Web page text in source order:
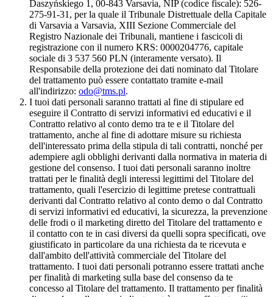
Daszyńskiego 1, 00-843 Varsavia, NIP (codice fiscale): 526-
275-91-31, per la quale il Tribunale Distrettuale della Capitale
di Varsavia a Varsavia, XIII Sezione Commerciale del
Registro Nazionale dei Tribunali, mantiene i fascicoli di
registrazione con il numero KRS: 0000204776, capitale
sociale di 3 537 560 PLN (interamente versato). Il
Responsabile della protezione dei dati nominato dal Titolare
del trattamento può essere contattato tramite e-mail
all'indirizzo: odo@tms.pl.
I tuoi dati personali saranno trattati al fine di stipulare ed
eseguire il Contratto di servizi informativi ed educativi e il
Contratto relativo al conto demo tra te e il Titolare del
trattamento, anche al fine di adottare misure su richiesta
dell'interessato prima della stipula di tali contratti, nonché per
adempiere agli obblighi derivanti dalla normativa in materia di
gestione del consenso. I tuoi dati personali saranno inoltre
trattati per le finalità degli interessi legittimi del Titolare del
trattamento, quali l'esercizio di legittime pretese contrattuali
derivanti dal Contratto relativo al conto demo o dal Contratto
di servizi informativi ed educativi, la sicurezza, la prevenzione
delle frodi o il marketing diretto del Titolare del trattamento e
il contatto con te in casi diversi da quelli sopra specificati, ove
giustificato in particolare da una richiesta da te ricevuta e
dall'ambito dell'attività commerciale del Titolare del
trattamento. I tuoi dati personali potranno essere trattati anche
per finalità di marketing sulla base del consenso da te
concesso al Titolare del trattamento. Il trattamento per finalità